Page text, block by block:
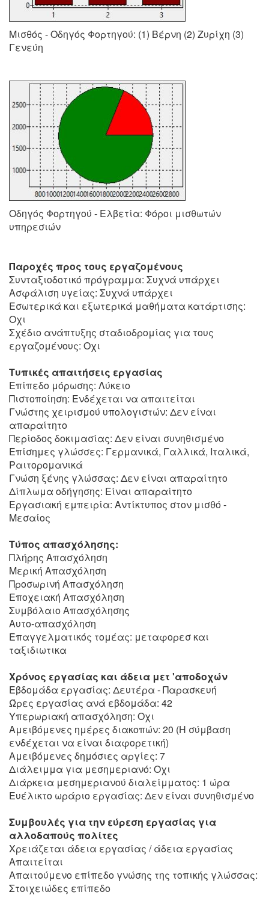
Μισθός - Οδηγός Φορτηγού: (1) Βέρνη (2) Ζυρίχη (3)
Γενεύη
Οδηγός Φορτηγού - Ελβετία: Φόροι μισθωτών
υπηρεσιών
Παροχές προς τους εργαζομένους
Συνταξιοδοτικό πρόγραμμα: Συχνά υπάρχει
Ασφάλιση υγείας: Συχνά υπάρχει
Εσωτερικά και εξωτερικά μαθήματα κατάρτισης:
Οχι
Σχέδιο ανάπτυξης σταδιοδρομίας για τους
εργαζομένους: Οχι
Τυπικές απαιτήσεις εργασίας
Επίπεδο μόρωσης: Λύκειο
Πιστοποίηση: Ενδέχεται να απαιτείται
Γνώστης χειρισμού υπολογιστών: Δεν είναι
απαραίτητο
Περίοδος δοκιμασίας: Δεν είναι συνηθισμένο
Επίσημες γλώσσες: Γερμανικά, Γαλλικά, Ιταλικά,
Ραιτορομανικά
Γνώση ξένης γλώσσας: Δεν είναι απαραίτητο
Δίπλωμα οδήγησης: Είναι απαραίτητο
Εργασιακή εμπειρία: Αντίκτυπος στον μισθό -
Μεσαίος
Τύπος απασχόλησης:
Πλήρης Απασχόληση
Μερική Απασχόληση
Προσωρινή Απασχόληση
Εποχειακή Απασχόληση
Συμβόλαιο Απασχόλησης
Αυτο-απασχόληση
Επαγγελματικός τομέας: μεταφορεσ και
ταξιδιωτικα
Χρόνος εργασίας και άδεια μετ 'αποδοχών
Εβδομάδα εργασίας: Δευτέρα - Παρασκευή
Ώρες εργασίας ανά εβδομάδα: 42
Υπερωριακή απασχόληση: Οχι
Αμειβόμενες ημέρες διακοπών: 20 (Η σύμβαση
ενδέχεται να είναι διαφορετική)
Αμειβόμενες δημόσιες αργίες: 7
Διάλειμμα για μεσημεριανό: Οχι
Διάρκεια μεσημεριανού διαλείμματος: 1 ώρα
Ευέλικτο ωράριο εργασίας: Δεν είναι συνηθισμένο
Συμβουλές για την εύρεση εργασίας για
αλλοδαπούς πολίτες
Χρειάζεται άδεια εργασίας / άδεια εργασίας
Απαιτείται
Απαιτούμενο επίπεδο γνώσης της τοπικής γλώσσας:
Στοιχειώδες επίπεδο